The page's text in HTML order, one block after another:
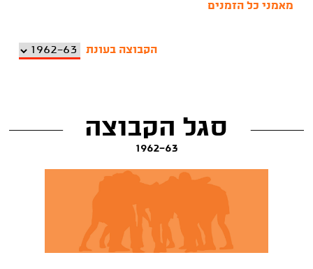
מאמני כל הזמנים
הקבוצה בעונת
סגל הקבוצה
1962-63